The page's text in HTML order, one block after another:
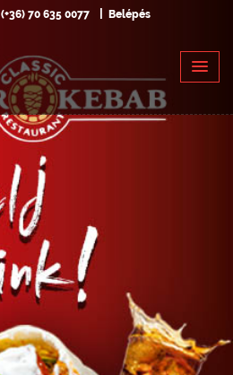
(+36) 70 635 0077 Belépés